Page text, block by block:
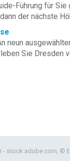
Führung für
der nächste
Sie
stock.adobe.com, ©